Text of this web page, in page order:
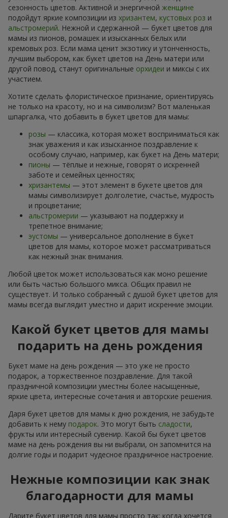
сезонность цветов. Активной и энергичной женщине
подойдут яркие композиции из хризантем, кустовых роз и
альстромерий. Нежной и сдержанной — букет цветов для
мамы из пионов, ромашек и изысканных белых или
кремовых роз. Если мама ценит экзотику и утонченность,
лучшим выбором, как букет цветов на День матери или
другой повод, станут оригинальные орхидеи и миксы с их
участием.
Хотите сделать флористическое признание, ориентируясь
не только на красоту, но и на символизм? Вот маленькая
шпаргалка, что добавить в букет цветов для мамы:
розы — классика, которая может восприниматься как
знак уважения и как изысканное поздравление к
особому случаю, например, как букет на День матери;
пионы — тёплые и нежные, говорят о искренней
заботе и семейных ценностях;
хризантемы — этот элемент в букете цветов для
мамы символизирует долголетие, счастье, мудрость
и процветание;
альстромерии — указывают на поддержку и
трепетное внимание;
эустомы — универсальное дополнение в букет
цветов для мамы, которое может рассматриваться
как нежный знак внимания.
Любой цветок может использоваться как моно решение
или быть частью большого микса. Общих правил не
существует. И только собранный с душой букет цветов для
мамы всегда выглядит уместно и дарит искренние эмоции.
Какой букет цветов для мамы
подарить на день рождения
Букет маме на день рождения — это уже не просто
подарок, а торжественное поздравление. Для такой
праздничной композиции уместны более насыщенные,
яркие цвета, интересные сочетания и авторские решения.
Даря букет цветов для мамы к дню рождения, не забудьте
добавить к нему подарок. Это могут быть сладости,
фрукты или интересный сувенир. Какой бы букет цветов
маме на день рождения вы ни выбрали, он запомнится на
долгие годы и подарит чудесное праздничное настроение.
Нежные композиции как знак
благодарности для мамы
Дарите букет цветов для мамы просто так: когда хочется